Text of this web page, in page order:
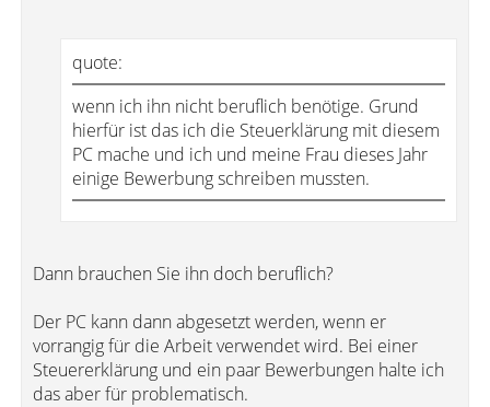
quote:
wenn ich ihn nicht beruflich benötige. Grund
hierfür ist das ich die Steuerklärung mit diesem
PC mache und ich und meine Frau dieses Jahr
einige Bewerbung schreiben mussten.
Dann brauchen Sie ihn doch beruflich?
Der PC kann dann abgesetzt werden, wenn er
vorrangig für die Arbeit verwendet wird. Bei einer
Steuererklärung und ein paar Bewerbungen halte ich
das aber für problematisch.